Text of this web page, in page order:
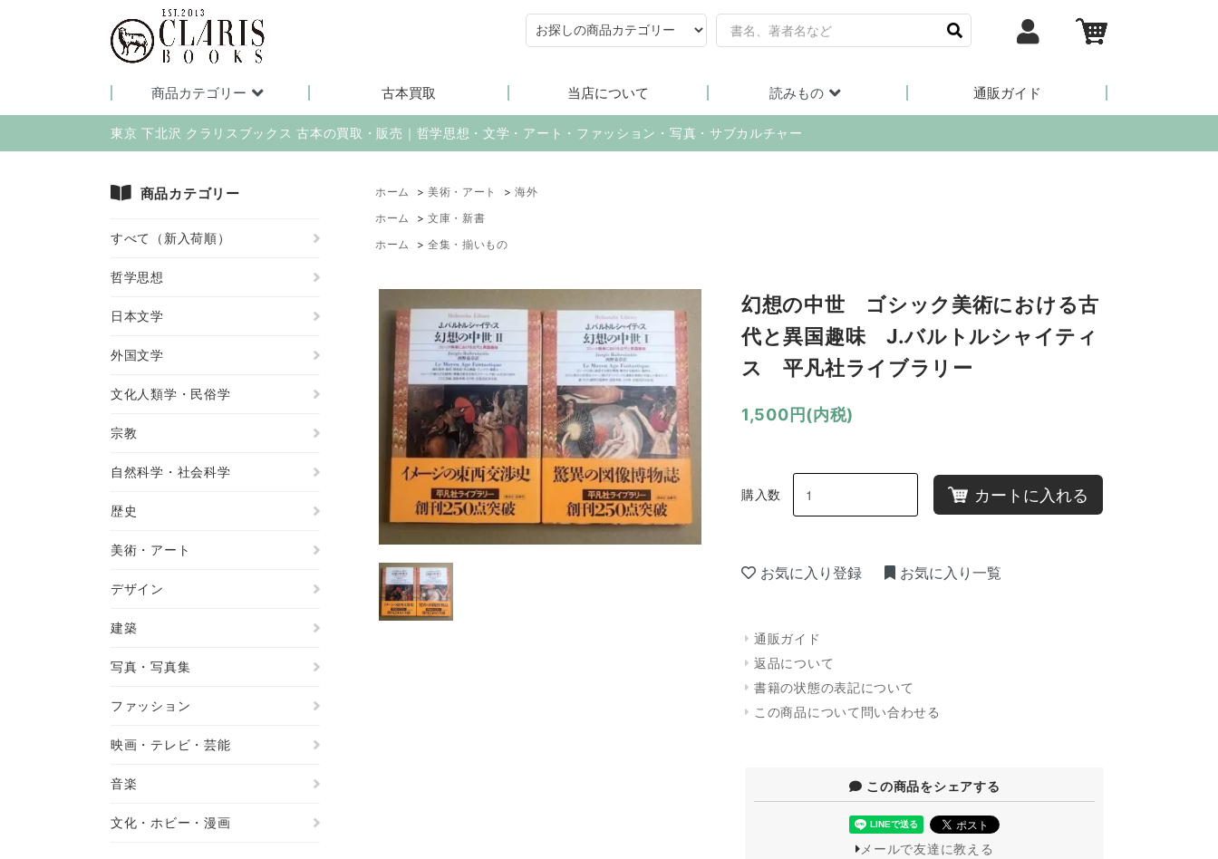
商品カテゴリー 古本買取 当店について 読みもの 通販ガイド
東京 下北沢 クラリスブックス 古本の買取・販売｜哲学思想・文学・アート・ファッション・写真・サブカルチャー
ホーム > 美術・アート > 海外
ホーム
> 文庫・新書
ホーム
> 全集・揃いもの
幻想の中世 ゴシック美術における古
代と異国趣味 J.バルトルシャイティ
ス 平凡社ライブラリー
1,500円(内税)
購入数 カートに入れる
お気に入り登録 お気に入り一覧
通販ガイド
返品について
書籍の状態の表記について
この商品について問い合わせる
この商品をシェアする
メールで友達に教える
商品カテゴリー
すべて（新入荷順）
哲学思想
日本文学
外国文学
文化人類学・民俗学
宗教
自然科学・社会科学
歴史
美術・アート
デザイン
建築
写真・写真集
ファッション
映画・テレビ・芸能
音楽
文化・ホビー・漫画